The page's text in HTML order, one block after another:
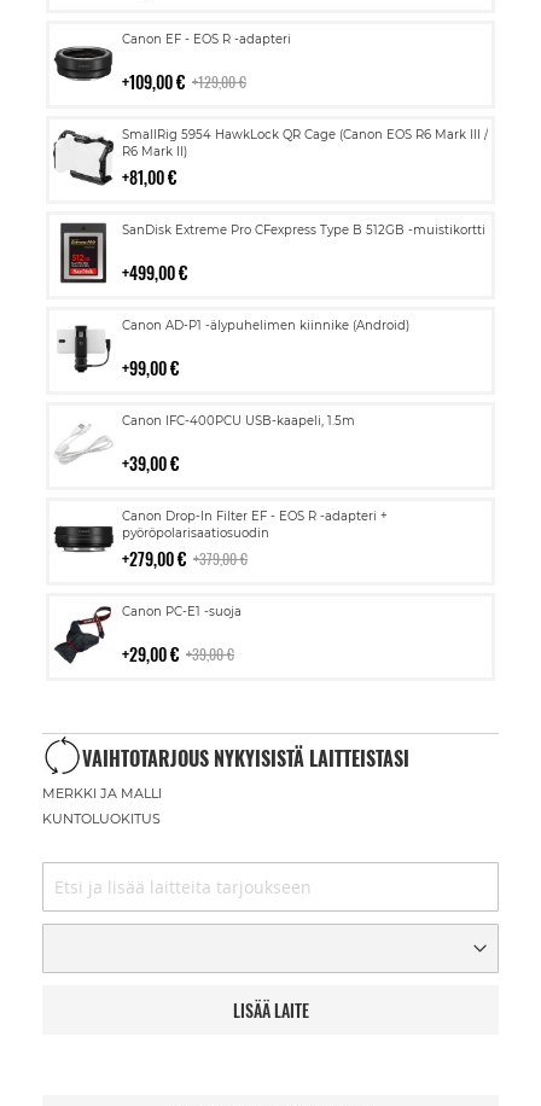
Canon EF - EOS R -adapteri
109,00 € 129,00 €
Lisää
SmallRig 5954 HawkLock QR Cage (Canon EOS R6 Mark III /
R6 Mark II)
81,00 €
Lisää
ostoskoriin
SanDisk Extreme Pro CFexpress Type B 512GB -muistikortti
499,00 €
Lisää
Canon AD-P1 -älypuhelimen kiinnike (Android)
99,00 €
Lisää
Canon IFC-400PCU USB-kaapeli, 1.5m
39,00 €
Lisää
Canon Drop-In Filter EF - EOS R -adapteri +
pyöröpolarisaatiosuodin
279,00 € 379,00 €
Lisää
ostoskoriin
Canon PC-E1 -suoja
29,00 € 39,00 €
Lisää
VAIHTOTARJOUS NYKYISISTÄ LAITTEISTASI
MERKKI JA MALLI
KUNTOLUOKITUS
LISÄÄ LAITE